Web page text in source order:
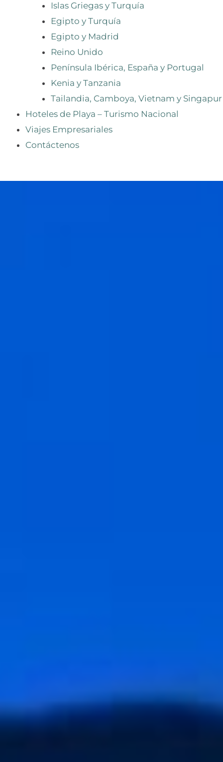
Islas Griegas y Turquía
Egipto y Turquía
Egipto y Madrid
Reino Unido
Península Ibérica, España y Portugal
Kenia y Tanzania
Tailandia, Camboya, Vietnam y Singapur
Hoteles de Playa – Turismo Nacional
Viajes Empresariales
Contáctenos